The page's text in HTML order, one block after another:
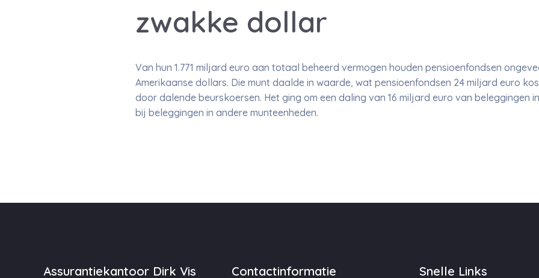
zwakke dollar
Van hun 1.771 miljard euro aan totaal beheerd vermogen houden pensioenfondsen
Amerikaanse dollars. Die munt daalde in waarde, wat pensioenfondsen 24 miljard euro
door dalende beurskoersen. Het ging om een daling van 16 miljard euro van beleggingen
bij beleggingen in andere munteenheden.
Assurantiekantoor Dirk Vis Contactinformatie Snelle Links